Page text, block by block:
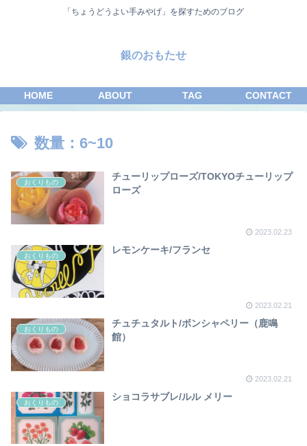
「ちょうどうよい手みやげ」を探すためのブログ
銀のおもたせ
HOME ABOUT TAG CONTACT
数量：6~10
おくりもの
チューリップローズ/TOKYOチューリップ
ローズ
2023.02.23
おくりもの
レモンケーキ/フランセ
2023.02.21
おくりもの
チュチュタルト/ボンシャペリー（鹿鳴
館）
2023.02.21
おくりもの
ショコラサブレ/ルル メリー